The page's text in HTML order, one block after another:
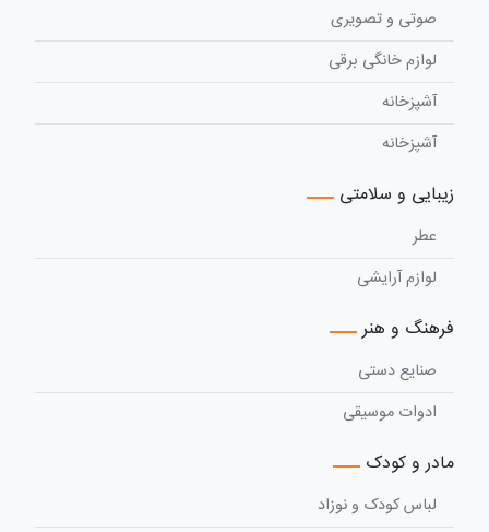
صوتی و تصویری
لوازم خانگی برقی
آشپزخانه
آشپزخانه
زیبایی و سلامتی
عطر
لوازم آرایشی
فرهنگ و هنر
صنایع دستی
ادوات موسیقی
مادر و کودک
لباس کودک و نوزاد